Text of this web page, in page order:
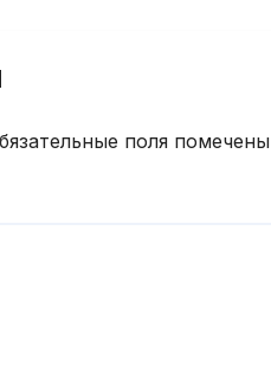
поля помечены